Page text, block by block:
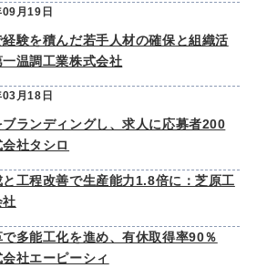
月19日
験を積んだ若手人材の確保と組織活
温調工業株式会社
月18日
ランディングし、求人に応募者200
社タシロ
と工程改善で生産能力1.8倍に：芝原工
社
多能工化を進め、有休取得率90％
社エーピーシィ